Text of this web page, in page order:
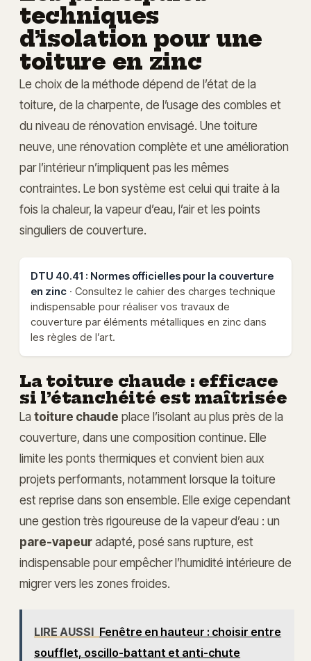
techniques
d’isolation pour une
toiture en zinc
Le choix de la méthode dépend de l’état de la
toiture, de la charpente, de l’usage des combles et
du niveau de rénovation envisagé. Une toiture
neuve, une rénovation complète et une amélioration
par l’intérieur n’impliquent pas les mêmes
contraintes. Le bon système est celui qui traite à la
fois la chaleur, la vapeur d’eau, l’air et les points
singuliers de couverture.
DTU 40.41 : Normes officielles pour la couverture
en zinc · Consultez le cahier des charges technique
indispensable pour réaliser vos travaux de
couverture par éléments métalliques en zinc dans
les règles de l’art.
La toiture chaude : efficace
si l’étanchéité est maîtrisée
La toiture chaude place l’isolant au plus près de la
couverture, dans une composition continue. Elle
limite les ponts thermiques et convient bien aux
projets performants, notamment lorsque la toiture
est reprise dans son ensemble. Elle exige cependant
une gestion très rigoureuse de la vapeur d’eau : un
pare-vapeuradapté, posé sans rupture, est
indispensable pour empêcher l’humidité intérieure de
migrer vers les zones froides.
LIRE AUSSI Fenêtre en hauteur : choisir entre
soufflet, oscillo-battant et anti-chute